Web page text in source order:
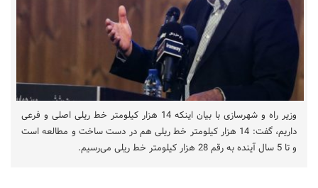
وزیر راه و شهرسازی با بیان اینکه 14 هزار کیلومتر خط ریلی اصلی و فرعی
داریم، گفت: 14 هزار کیلومتر خط ریلی هم در دست ساخت و مطالعه است
و تا 5 سال آینده به رقم 28 هزار کیلومتر خط ریلی می‌رسیم.